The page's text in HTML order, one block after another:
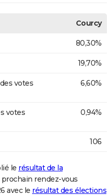
Courcy
80,30%
19,70%
votes
6,60%
votes
0,94%
106
le résultat de la
prochain rendez-vous
avec le résultat des élections